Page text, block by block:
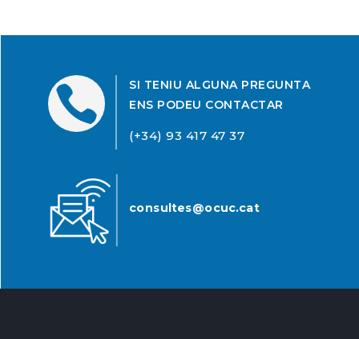

SI TENIU ALGUNA PREGUNTA
ENS PODEU CONTACTAR
(+34) 93 417 47 37
consultes@ocuc.cat